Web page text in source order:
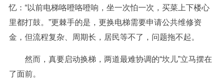
忆：“以前电梯咯噔咯噔响，坐一次怕一次，买菜上下楼心
里都打鼓。”更棘手的是，更换电梯需要申请公共维修资
金，但流程复杂、周期长，居民等不了，问题拖不起。
然而，真要启动换梯，两道最难协调的“坎儿”立马摆在
了面前。